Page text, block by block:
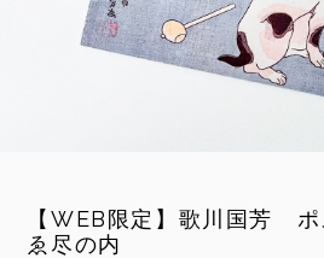
【WEB限定】歌川国芳
ゑ尽の内